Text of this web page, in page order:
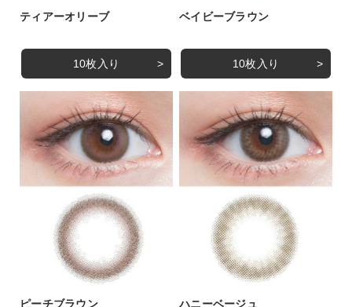
ティアーオリーブ
10枚入り
ベイビーブラウン
10枚入り
ピーチブラウン ハニーベージュ